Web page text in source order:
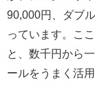
90,000円、ダブ
っています。こ
と、数千円から
ールをうまく活